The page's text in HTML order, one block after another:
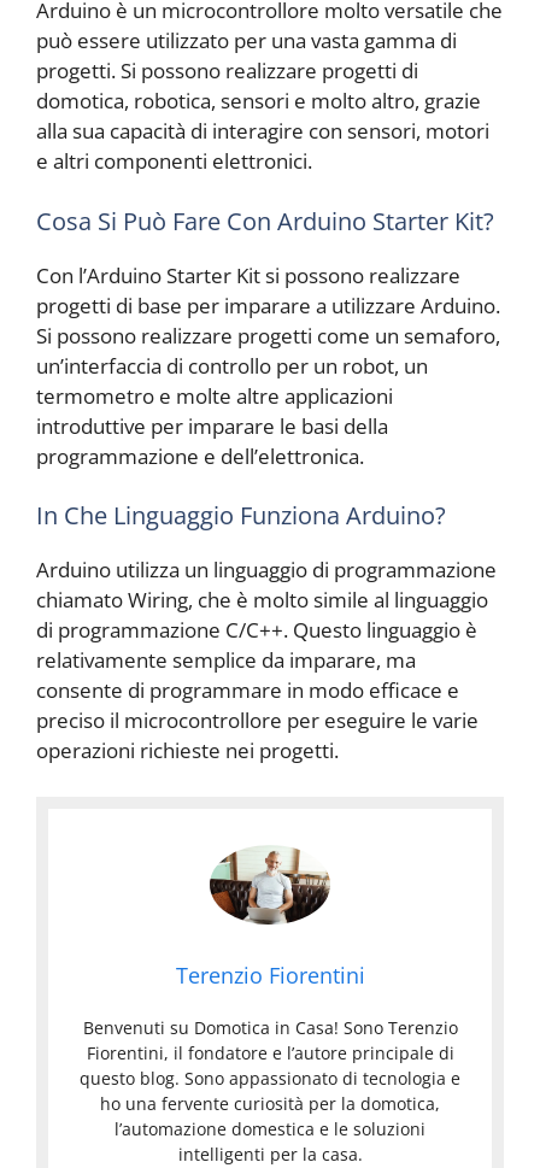
Arduino è un microcontrollore molto versatile che
può essere utilizzato per una vasta gamma di
progetti. Si possono realizzare progetti di
domotica, robotica, sensori e molto altro, grazie
alla sua capacità di interagire con sensori, motori
e altri componenti elettronici.
Cosa Si Può Fare Con Arduino Starter Kit?
Con l’Arduino Starter Kit si possono realizzare
progetti di base per imparare a utilizzare Arduino.
Si possono realizzare progetti come un semaforo,
un’interfaccia di controllo per un robot, un
termometro e molte altre applicazioni
introduttive per imparare le basi della
programmazione e dell’elettronica.
In Che Linguaggio Funziona Arduino?
Arduino utilizza un linguaggio di programmazione
chiamato Wiring, che è molto simile al linguaggio
di programmazione C/C++. Questo linguaggio è
relativamente semplice da imparare, ma
consente di programmare in modo efficace e
preciso il microcontrollore per eseguire le varie
operazioni richieste nei progetti.
Terenzio Fiorentini
Benvenuti su Domotica in Casa! Sono Terenzio
Fiorentini, il fondatore e l’autore principale di
questo blog. Sono appassionato di tecnologia e
ho una fervente curiosità per la domotica,
l’automazione domestica e le soluzioni
intelligenti per la casa.